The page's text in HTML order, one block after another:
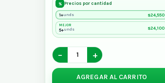
% Precios por cantidad
1+unds $24,550
MEJOR
5+unds $24,100
− +
AGREGAR AL CARRITO